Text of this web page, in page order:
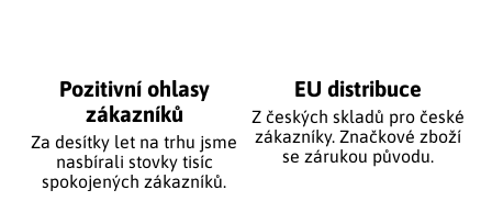
Pozitivní ohlasy
zákazníků
Za desítky let na trhu jsme
nasbírali stovky tisíc
spokojených zákazníků.
EU distribuce
Z českých skladů pro české
zákazníky. Značkové zboží
se zárukou původu.